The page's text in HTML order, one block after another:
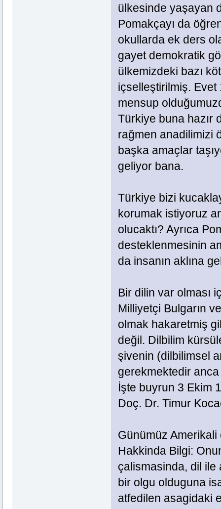
ülkesinde yaşayan
Pomakçayı da
okullarda ek ders
gayet demokratik
ülkemizdeki bazı
içselleştirilmiş.
mensup
Türkiye buna hazır
rağmen anadilimizi
başka amaçlar
geliyor bana.
Türkiye bizi
korumak istiyoruz
olucaktı? Ayrıca
desteklenmesinin
da insanın aklına
Bir dilin var olması
Milliyetçi Bulgarın
olmak hakaretmiş
değil. Dilbilim
şivenin (dilbilimsel
gerekmektedir
İşte buyrun 3 Ekim
Doç. Dr. Timur
Günümüz
Hakkinda Bilgi:
çalismasinda, dil
bir olgu olduguna
atfedilen asagidaki